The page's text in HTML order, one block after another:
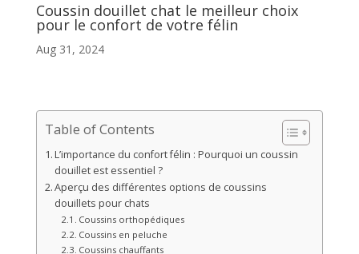
Coussin douillet chat le meilleur choix
pour le confort de votre félin
Aug 31, 2024
Table of Contents
L’importance du confort félin : Pourquoi un coussin
douillet est essentiel ?
Aperçu des différentes options de coussins
douillets pour chats
Coussins orthopédiques
Coussins en peluche
Coussins chauffants